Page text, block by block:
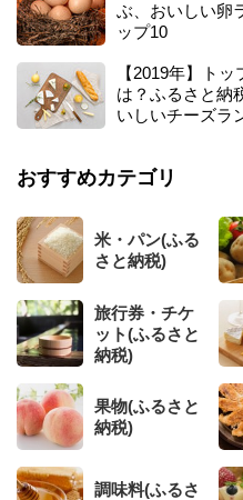
ぶ、おいしい卵
ップ10
【2019年】ト
は？ふるさと納
いしいチーズラ
おすすめカテゴリ
米・パン(ふる
さと納税)
旅行券・チケ
ット(ふるさと
納税)
果物(ふるさと
納税)
調味料(ふるさ